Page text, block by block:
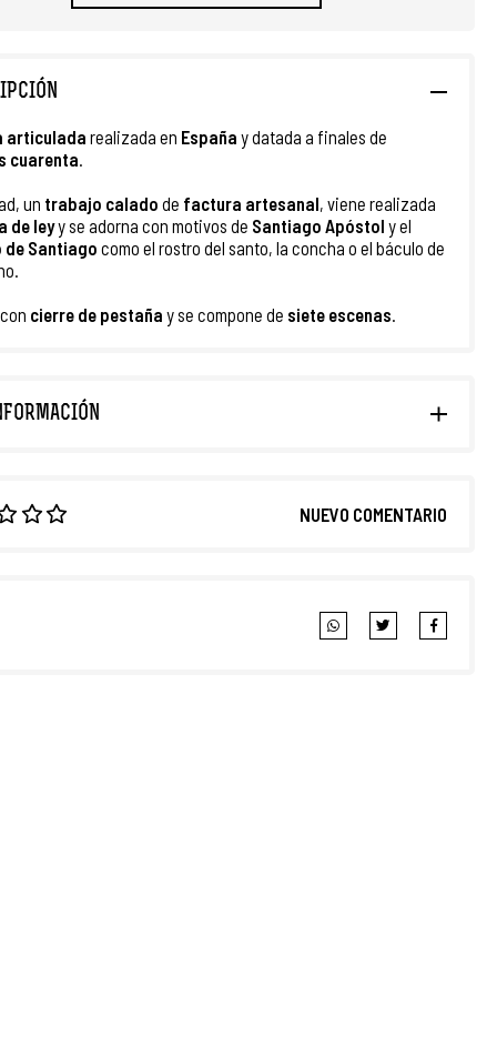
articulada realizada en España y datada a finales de
cuarenta.
un trabajo calado de factura artesanal, viene realizada
de leyy se adorna con motivos de Santiago Apóstol y el
de Santiago como el rostro del santo, la concha o el báculo de
cierre de pestaña y se compone de siete escenas.
NUEVO COMENTARIO